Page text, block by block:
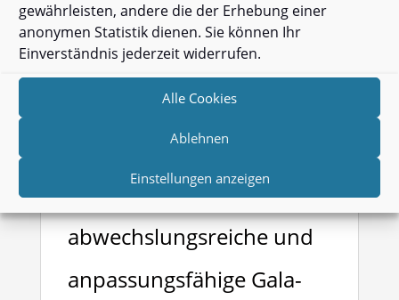
gewährleisten, andere die der Erhebung einer
anonymen Statistik dienen. Sie können Ihr
Einverständnis jederzeit widerrufen.
Alle Cookies
Ablehnen
Einstellungen anzeigen
ideal für Empfänge und
als Hintergrundmusik zu
Abendessen eignet.
Damit ist Definitely Soul
bestens als
abwechslungsreiche und
anpassungsfähige Gala-